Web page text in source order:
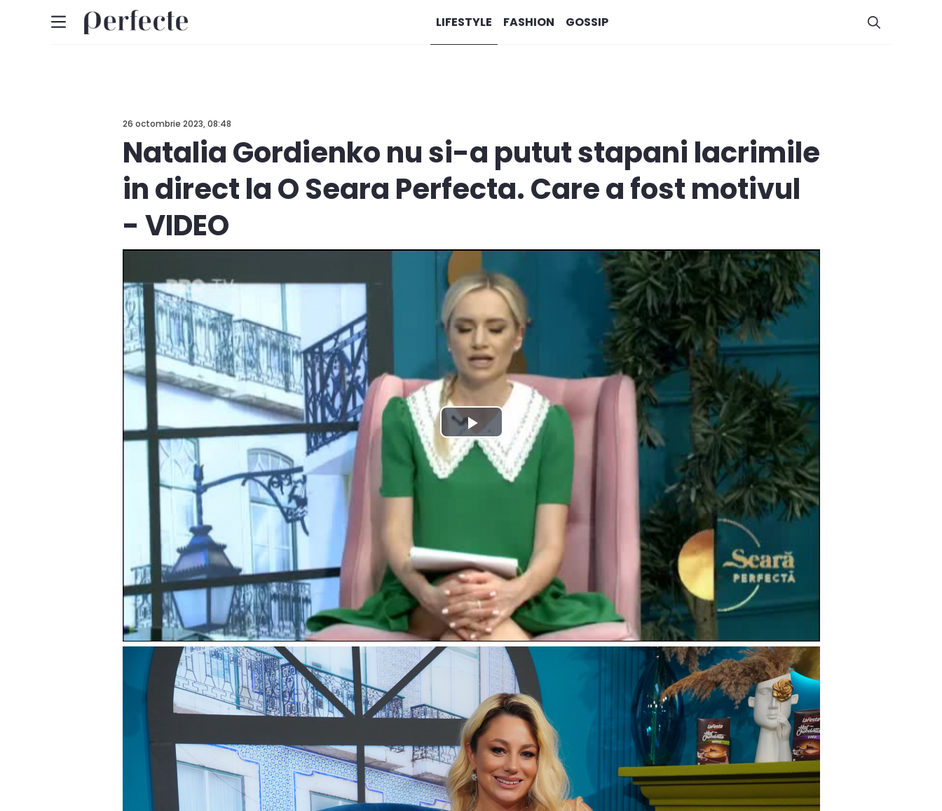
LIFESTYLE FASHION GOSSIP
26 octombrie 2023, 08:48
Natalia Gordienko nu si-a putut stapani lacrimile
in direct la O Seara Perfecta. Care a fost motivul
- VIDEO